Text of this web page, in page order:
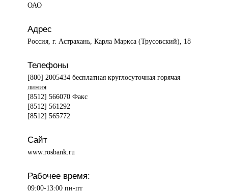
ОАО
Адрес
Россия, г. Астрахань, Карла Маркса (Трусовский), 18
Телефоны
[800] 2005434 бесплатная круглосуточная горячая
линия
[8512] 566070 Факс
[8512] 561292
[8512] 565772
Сайт
www.rosbank.ru
Рабочее время:
09:00-13:00 пн-пт